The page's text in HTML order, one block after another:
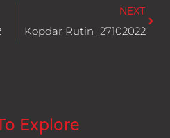
NEXT
Kopdar Rutin_27102022
Explore